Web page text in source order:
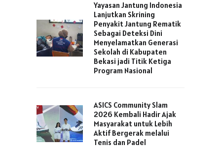
Yayasan Jantung Indonesia
Lanjutkan Skrining
Penyakit Jantung Rematik
Sebagai Deteksi Dini
Menyelamatkan Generasi
Sekolah di Kabupaten
Bekasi jadi Titik Ketiga
Program Nasional
ASICS Community Slam
2026 Kembali Hadir Ajak
Masyarakat untuk Lebih
Aktif Bergerak melalui
Tenis dan Padel